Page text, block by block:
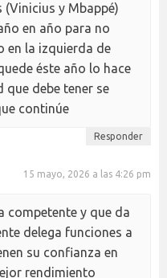
(Vinicius y Mbappé)
en año para no
en la izquierda de
éste año lo hace
que debe tener se
continúe
Responder
15 mayo, 2026 a las 4:26 pm
competente y que da
delega funciones a
su confianza en
rendimiento